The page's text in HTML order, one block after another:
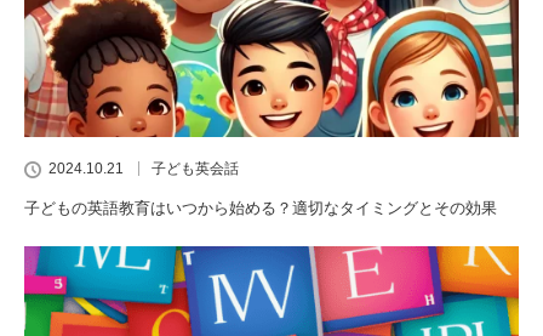
2024.10.21 子ども英会話
子どもの英語教育はいつから始める？適切なタイミングとその効果